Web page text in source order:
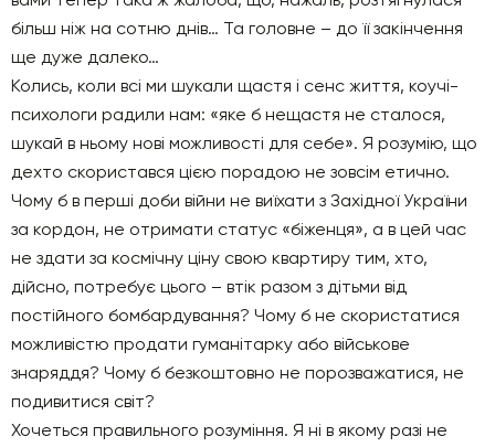
більш ніж на сотню днів… Та головне – до її закінчення
ще дуже далеко…
Колись, коли всі ми шукали щастя і сенс життя, коучі-
психологи радили нам: «яке б нещастя не сталося,
шукай в ньому нові можливості для себе». Я розумію, що
дехто скористався цією порадою не зовсім етично.
Чому б в перші доби війни не виїхати з Західної України
за кордон, не отримати статус «біженця», а в цей час
не здати за космічну ціну свою квартиру тим, хто,
дійсно, потребує цього – втік разом з дітьми від
постійного бомбардування? Чому б не скористатися
можливістю продати гуманітарку або військове
знаряддя? Чому б безкоштовно не порозважатися, не
подивитися світ?
Хочеться правильного розуміння. Я ні в якому разі не